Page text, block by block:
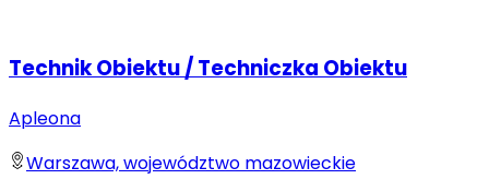
Technik Obiektu / Techniczka Obiektu
Apleona
Warszawa, województwo mazowieckie